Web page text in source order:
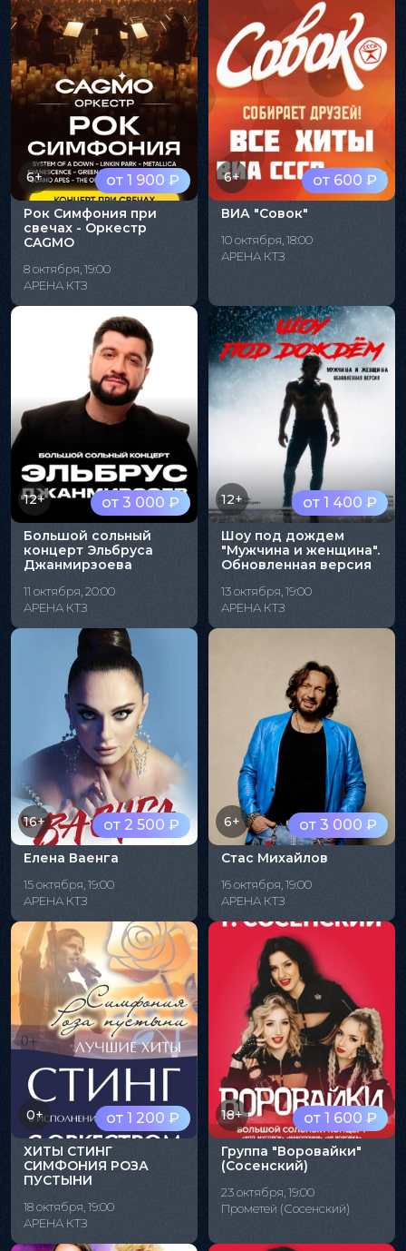
от 1 900 ₽
6+
Рок Симфония при
свечах - Оркестр
CAGMO
8 октября, 19:00
АРЕНА КТЗ
от 600 ₽
6+
ВИА "Совок"
10 октября, 18:00
АРЕНА КТЗ
от 3 000 ₽
12+
Большой сольный
концерт Эльбруса
Джанмирзоева
11 октября, 20:00
АРЕНА КТЗ
от 1 400 ₽
12+
Шоу под дождем
"Мужчина и женщина".
Обновленная версия
13 октября, 19:00
АРЕНА КТЗ
от 2 500 ₽
16+
Елена Ваенга
15 октября, 19:00
АРЕНА КТЗ
от 3 000 ₽
6+
Стас Михайлов
16 октября, 19:00
АРЕНА КТЗ
от 1 200 ₽
0+
ХИТЫ СТИНГ
СИМФОНИЯ РОЗА
ПУСТЫНИ
18 октября, 19:00
АРЕНА КТЗ
от 1 600 ₽
18+
Группа "Воровайки"
(Сосенский)
23 октября, 19:00
Прометей (Сосенский)